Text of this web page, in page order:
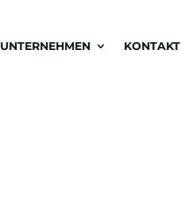
UNTERNEHMEN KONTAKT